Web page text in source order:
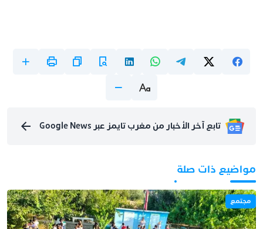
تابع آخر الأخبار من مغرب تايمز عبر Google News
مواضيع ذات صلة
مجتمع